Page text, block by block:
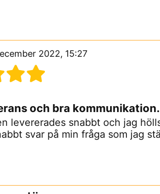
2022, 15:27
och bra kommunikation.
levererades snabbt och jag
svar på min fråga som jag